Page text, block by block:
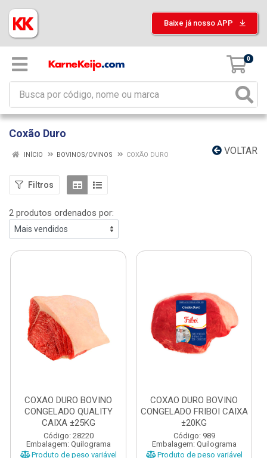
Baixe já nosso APP
0
Coxão Duro
VOLTAR
INÍCIO BOVINOS/OVINOS COXÃO DURO
Filtros
2 produtos ordenados por:
COXAO DURO BOVINO
CONGELADO QUALITY
CAIXA ±25KG
Código: 28220
Embalagem: Quilograma
Produto de peso variável
COXAO DURO BOVINO
CONGELADO FRIBOI CAIXA
±20KG
Código: 989
Embalagem: Quilograma
Produto de peso variável